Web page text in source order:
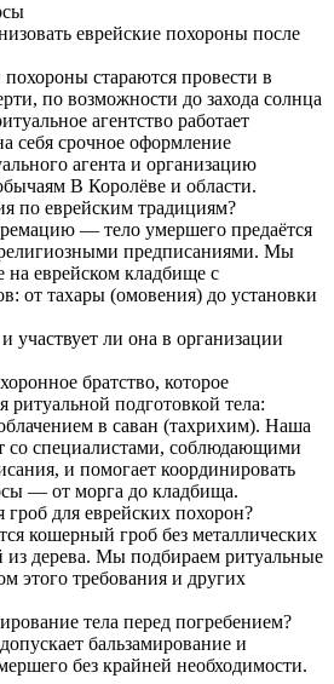
еврейские похороны после
стараются провести в
по возможности до захода солнца
агентство работает
себя срочное оформление
агента и организацию
В Королёве и области.
по еврейским традициям?
— тело умершего предаётся
религиозными предписаниями. Мы
на еврейском кладбище с
от тахары (омовения) до установки
участвует ли она в организации
братство, которое
ритуальной подготовкой тела:
в саван (тахрихим). Наша
со специалистами, соблюдающими
и помогает координировать
— от морга до кладбища.
гроб для еврейских похорон?
кошерный гроб без металлических
из дерева. Мы подбираем ритуальные
этого требования и других
тела перед погребением?
бальзамирование и
без крайней необходимости.